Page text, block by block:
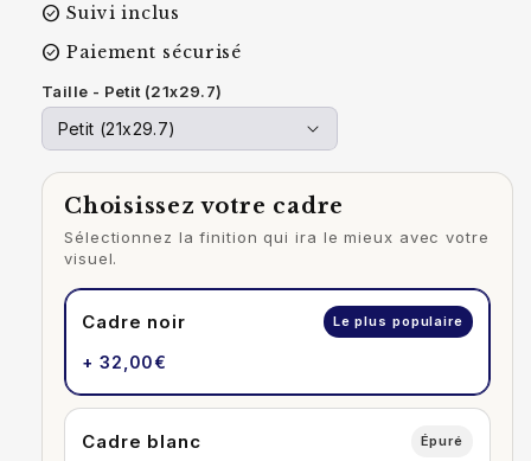
check_circle Suivi inclus
check_circle Paiement sécurisé
Taille - Petit (21x29.7)
Choisissez votre cadre
Sélectionnez la finition qui ira le mieux avec votre
visuel.
Cadre noir Le plus populaire
+ 32,00€
Cadre blanc Épuré